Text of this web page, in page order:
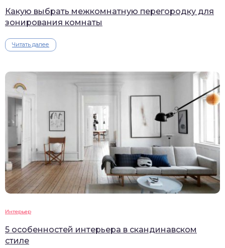
Какую выбрать межкомнатную перегородку для
зонирования комнаты
Читать далее
Интерьер
5 особенностей интерьера в скандинавском
стиле